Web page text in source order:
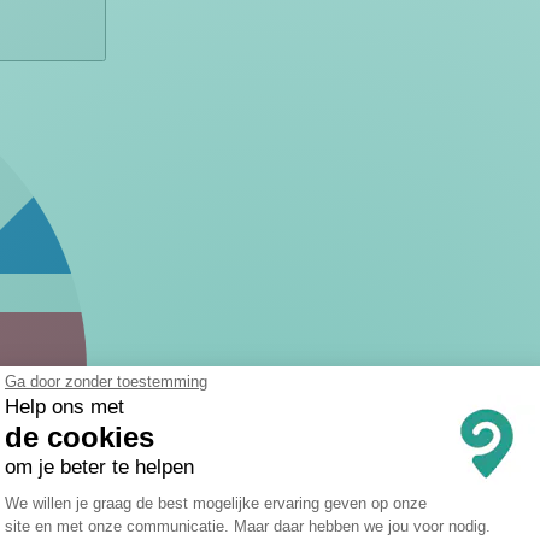
Ga door zonder toestemming
Help ons met
de cookies
om je beter te helpen
Toestemmingsbeheerplatform:
We willen je graag de best mogelijke ervaring geven op onze
site en met onze communicatie. Maar daar hebben we jou voor nodig.